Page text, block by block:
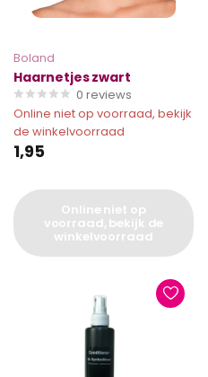
Boland
Haarnetjes zwart
0 reviews
Online niet op voorraad, bekijk
de winkelvoorraad
1,95
Online niet op
voorraad, bekijk de
winkelvoorraad